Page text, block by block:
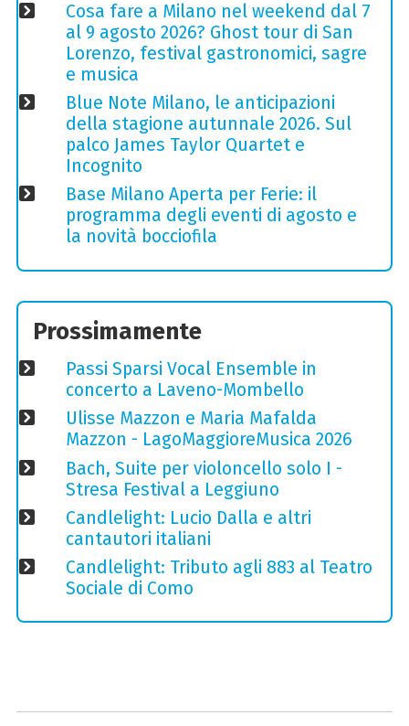
Cosa fare a Milano nel weekend dal 7
al 9 agosto 2026? Ghost tour di San
Lorenzo, festival gastronomici, sagre
e musica
Blue Note Milano, le anticipazioni
della stagione autunnale 2026. Sul
palco James Taylor Quartet e
Incognito
Base Milano Aperta per Ferie: il
programma degli eventi di agosto e
la novità bocciofila
Prossimamente
Passi Sparsi Vocal Ensemble in
concerto a Laveno-Mombello
Ulisse Mazzon e Maria Mafalda
Mazzon - LagoMaggioreMusica 2026
Bach, Suite per violoncello solo I -
Stresa Festival a Leggiuno
Candlelight: Lucio Dalla e altri
cantautori italiani
Candlelight: Tributo agli 883 al Teatro
Sociale di Como